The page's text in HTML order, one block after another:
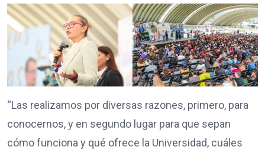
“Las realizamos por diversas razones, primero, para
conocernos, y en segundo lugar para que sepan
cómo funciona y qué ofrece la Universidad, cuáles